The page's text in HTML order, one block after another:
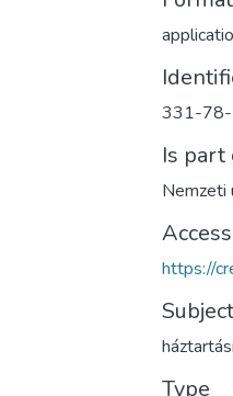
331-
Is part
Nemzeti
https://
Subject
Type